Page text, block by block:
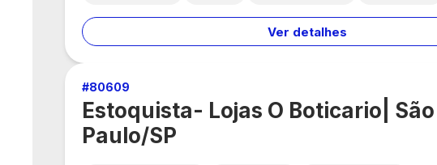
Ver detalhes
#80609
Estoquista- Lojas O Boticario| São
Paulo/SP